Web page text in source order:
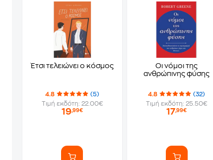
Έτσι τελειώνει ο κόσμος
4.8
(5)
Τιμή εκδότη: 22.00€
19,99€
Οι νόμοι της
ανθρώπινης φύσης
4.8
(32)
Τιμή εκδότη: 25.50€
17,99€